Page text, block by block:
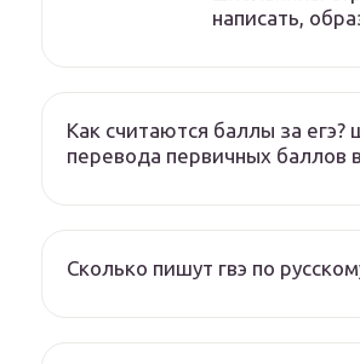
написать,
Как считаются баллы за егэ?
перевода первичных баллов
Сколько пишут гвэ по